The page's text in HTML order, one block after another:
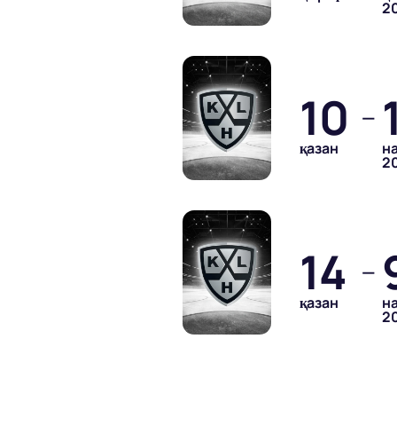
10
қазан
—
14
қазан
—